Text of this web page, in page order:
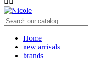
Home
new arrivals
brands